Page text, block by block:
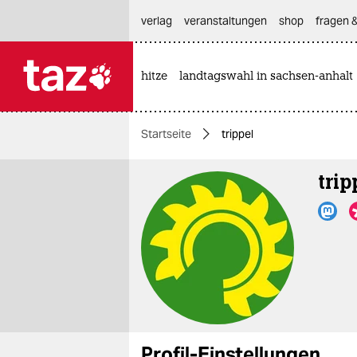
themen
politik
öko
gesellschaft
kultur
verlag
veranstaltungen shop fragen
hitze landtagswahl in sachsen-anhalt
Startseite trippel